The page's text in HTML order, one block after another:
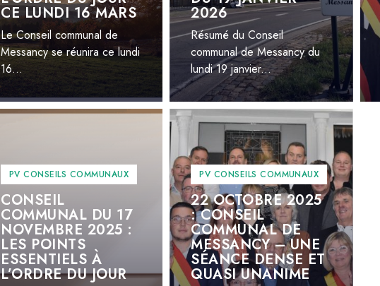
CE LUNDI 16 MARS
Le Conseil communal de
Messancy se réunira ce lundi
16...
2026
Résumé du Conseil
communal de Messancy du
lundi 19 janvier...
PV CONSEILS COMMUNAUX
CONSEIL
COMMUNAL DU 17
NOVEMBRE 2025 :
LES POINTS
ESSENTIELS À
L’ORDRE DU JOUR
PV CONSEILS COMMUNAUX
22 OCTOBRE 2025
: CONSEIL
COMMUNAL DE
MESSANCY – UNE
SÉANCE DENSE ET
QUASI UNANIME